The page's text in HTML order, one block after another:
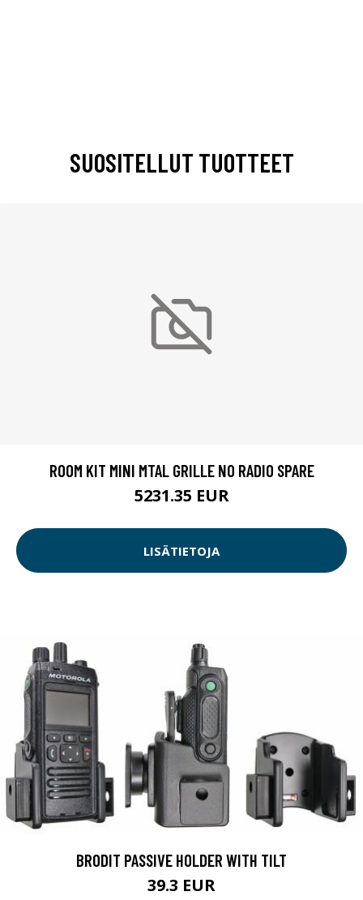
SUOSITELLUT TUOTTEET
ROOM KIT MINI MTAL GRILLE NO RADIO SPARE
5231.35 EUR
LISÄTIETOJA
BRODIT PASSIVE HOLDER WITH TILT
39.3 EUR